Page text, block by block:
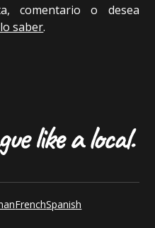
comentario o desea
saber.
FrenchSpanish